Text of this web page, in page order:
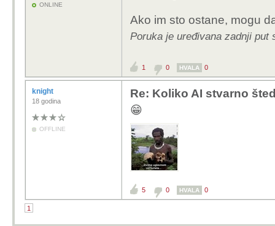
ONLINE
Ako im sto ostane, mogu
Poruka je uređivana zadnji put
1 0 HVALA 0
knight
18 godina
OFFLINE
Re: Koliko AI stvarno
😁
5 0 HVALA 0
1